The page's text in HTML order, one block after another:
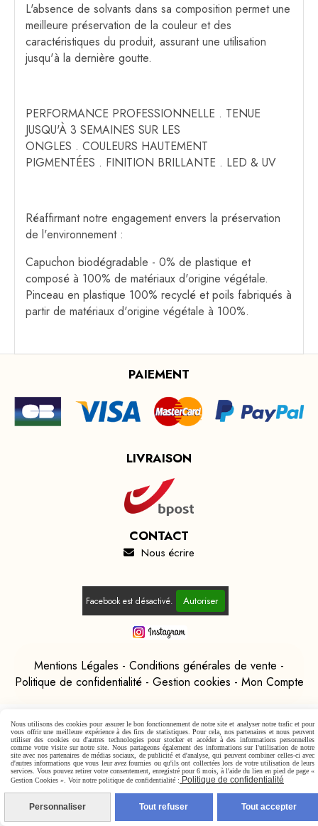
L'absence de solvants dans sa composition permet une
meilleure préservation de la couleur et des
caractéristiques du produit, assurant une utilisation
jusqu'à la dernière goutte.
PERFORMANCE PROFESSIONNELLE . TENUE
JUSQU'À 3 SEMAINES SUR LES
ONGLES . COULEURS HAUTEMENT
PIGMENTÉES . FINITION BRILLANTE . LED & UV
Réaffirmant notre engagement envers la préservation
de l'environnement :
Capuchon biodégradable - 0% de plastique et
composé à 100% de matériaux d'origine végétale.
Pinceau en plastique 100% recyclé et poils fabriqués à
partir de matériaux d'origine végétale à 100%.
PAIEMENT
LIVRAISON
CONTACT
 Nous écrire
Facebook est désactivé. Autoriser
Mentions Légales
Conditions générales de vente
Politique de confidentialité
Gestion cookies Mon Compte
Nous utilisons des cookies pour assurer le bon fonctionnement de notre site et analyser notre trafic et pour
vous offrir une meilleure expérience à des fins de statistiques. Pour cela, nos partenaires et nous peuvent
utiliser des cookies ou d'autres technologies pour stocker et accéder à des informations personnelles
comme votre visite sur notre site. Nous partageons également des informations sur l'utilisation de notre
site avec nos partenaires de médias sociaux, de publicité et d'analyse, qui peuvent combiner celles-ci avec
d'autres informations que vous leur avez fournies ou qu'ils ont collectées lors de votre utilisation de leurs
services. Vous pouvez retirer votre consentement, enregistré pour 6 mois, à l'aide du lien en pied de page «
Gestion Cookies ». Voir notre politique de confidentialité : Politique de confidentialité
Personnaliser Tout refuser Tout accepter